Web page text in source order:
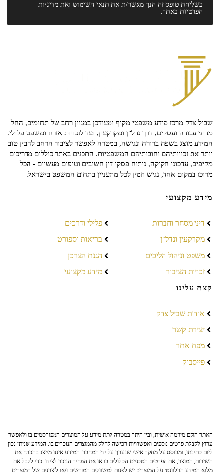
בשליחת טופס זה הנך מאשר/ת את תנאי השימוש ואת מדיניות
הפרטיות באתר.
שביל צדק מרכז מידע משפטי מקיף ומעודכן במגוון רחב של תחומים, החל
מדיני עבודה ועסקים, דרך נדל"ן ומקרקעין, ועד לזכויות אזרח ומשפט פלילי.
המידע מוצג בשפה ברורה ונגישה, במטרה לאפשר לציבור הרחב להבין טוב
יותר את זכויותיהם וחובותיהם המשפטיות. התכנים באתר כוללים מדריכים
מקיפים, עדכוני חקיקה, ניתוח פסקי דין חשובים וטיפים מעשיים - הכל
מרוכז במקום אחד, נגיש וזמין לכל מתעניין בתחום המשפט בישראל.
מידע מקצועי
דיני מסחר וחברות
מקרקעין ונדל"ן
משפט וניהול הליכים
זכויות הציבור
פלילי ודרכים
בריאות וספורט
הגנת הצרכן
מידע מקצועי
קצת עלינו
אודות שביל צדק
יצירת קשר
מפת אתר
פייסבוק
האתר הוקם מיוזמה אישית, ובין היתר במטרה לתת מידע על המוצרים המפורסמים בו ולאפשר
ערוץ לקבלת פרטים נוספים ואפשרויות רכישה לחלק מהמוצרים הנזכרים בו. המידע שניתן נכון
ליום כתיבתו, ומבוסס על מחקר אישי שנערך על ידי המחבר. המידע איננו מייצג בהכרח את
השירות, המוצר, את הפרטים הטכניים הכלולים בו או את המחיר הנזכר לצידו. כדי לקבל את
מלוא המידע הרלוונטי על המוצרים יש לפנות למשווקים המורשים ו/או ליצרנים של המוצרים